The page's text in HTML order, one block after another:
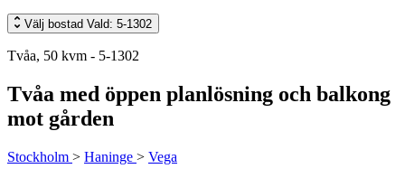
Välj bostad Vald: 5-1302
Tvåa, 50 kvm - 5-1302
Tvåa med öppen planlösning och balkong
mot gården
Stockholm > Haninge > Vega